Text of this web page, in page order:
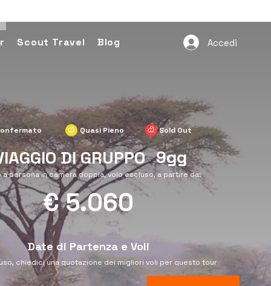
Scout Travel Blog Accedi
Quasi Pieno Sold Out
DI GRUPPO 9gg
a persona in camera doppia, volo escluso, a partire da:
€ 5.060
Date di Partenza e Voli
chiedici una quotazione dei migliori voli per questo tour